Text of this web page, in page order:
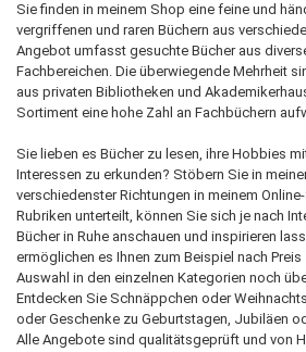
Sie finden in meinem Shop eine feine und
vergriffenen und raren Büchern aus
Angebot umfasst gesuchte Bücher aus
Fachbereichen. Die überwiegende Mehrheit
aus privaten Bibliotheken und
Sortiment eine hohe Zahl an Fachbüchern
Sie lieben es Bücher zu lesen, ihre Hobbies
Interessen zu erkunden? Stöbern Sie in
verschiedenster Richtungen in meinem
Rubriken unterteilt, können Sie sich je nach
Bücher in Ruhe anschauen und inspirieren
ermöglichen es Ihnen zum Beispiel nach
Auswahl in den einzelnen Kategorien noch
Entdecken Sie Schnäppchen oder
oder Geschenke zu Geburtstagen, Jubiläen
Alle Angebote sind qualitätsgeprüft und von